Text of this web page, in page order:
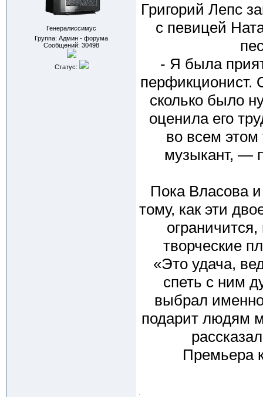
Генералиссимус
Группа: Админ - форума
Сообщений: 30498
Статус:
Григорий Лепс
с певицей
- Я была
перфикционист.
сколько было
оценила его
во всем
музыкант, —
Пока Власова
тому, как эти
творческие
«Это удача,
спеть с ним
выбрал
подарит людям
Премьера